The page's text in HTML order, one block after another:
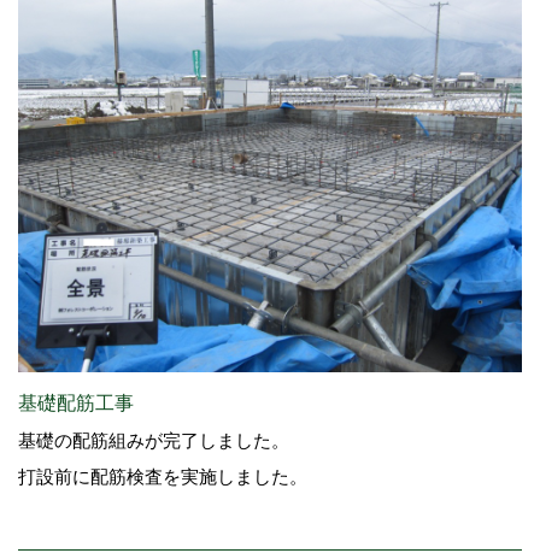
基礎配筋工事
基礎の配筋組みが完了しました。
打設前に配筋検査を実施しました。